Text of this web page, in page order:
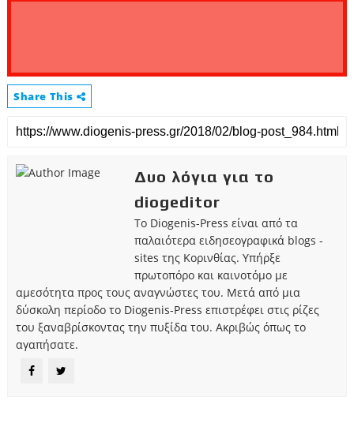
Share This
Δυο λόγια για το
diogeditor
Το Diogenis-Press είναι από τα
παλαιότερα ειδησεογραφικά blogs -
sites της Κορινθίας. Υπήρξε
πρωτοπόρο και καινοτόμο με
αμεσότητα προς τους αναγνώστες του. Μετά από μια
δύσκολη περίοδο το Diogenis-Press επιστρέφει στις ρίζες
του ξαναβρίσκοντας την πυξίδα του. Ακριβώς όπως το
αγαπήσατε.